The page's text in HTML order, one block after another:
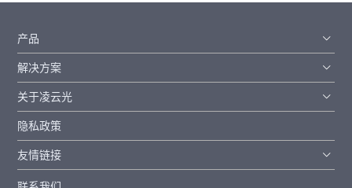
产品
解决方案
关于凌云光
隐私政策
友情链接